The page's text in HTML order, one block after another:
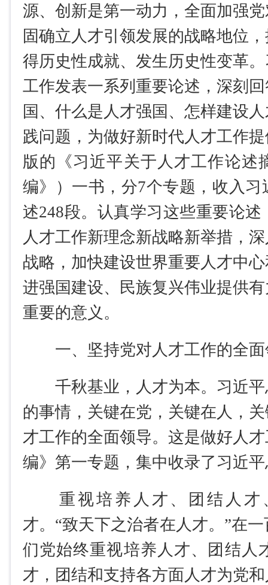
源、创新是第一动力，全面加强
固确立人才引领发展的战略地位
得历史性成就、发生历史性变革
工作发表一系列重要论述，深刻
国、什么是人才强国、怎样建设
践问题，为做好新时代人才工作
版的《习近平关于人才工作论述
编》）一书，分7个专题，收入
述248段。认真学习这些重要论
人才工作新理念新战略新举措，
战略，加快建设世界重要人才中
进强国建设、民族复兴伟业提供
重要的意义。
一、坚持党对人才工作的全
千秋基业，人才为本。习近平
的事情，关键在党，关键在人，
才工作的全面领导。这是做好人
编》第一专题，集中收录了习近
重视培养人才、团结人才
才。“致天下之治者在人才。”在
们党始终重视培养人才、团结人
才，团结和支持各方面人才为党